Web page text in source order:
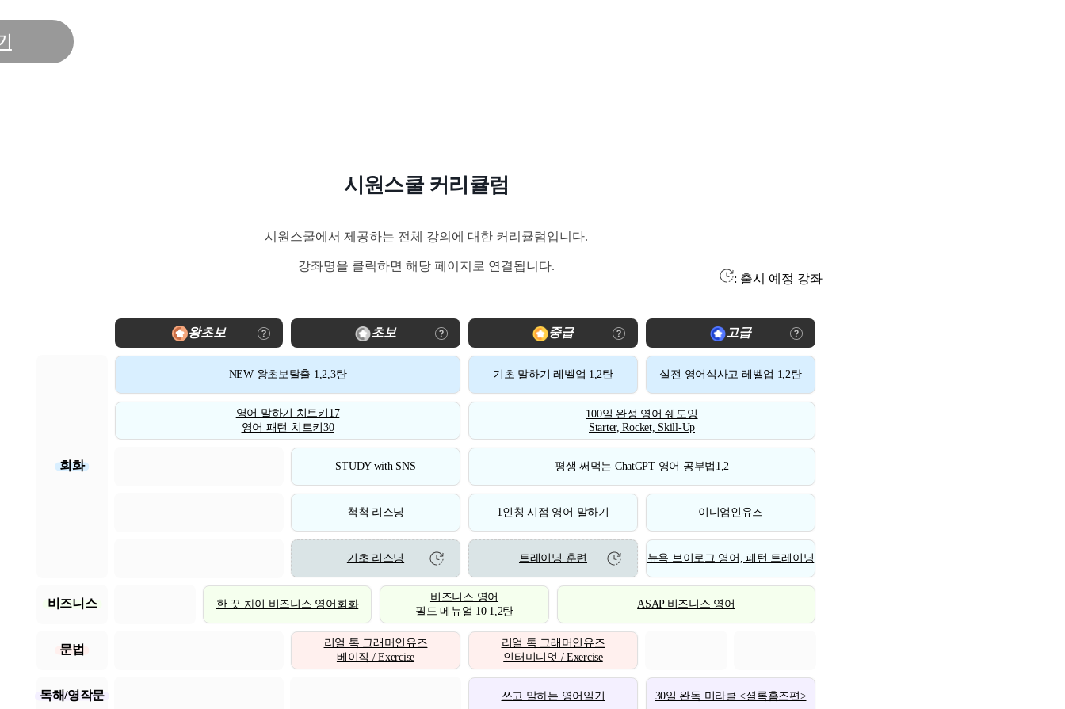
시원스쿨 커리큘럼
시원스쿨에서 제공하는 전체 강의에 대한 커리큘럼입니다.
강좌명을 클릭하면 해당 페이지로 연결됩니다.
: 출시 예정 강좌
왕초보 초보 중급 고급
회화
NEW 왕초보탈출 1,2,3탄 기초 말하기 레벨업 1,2탄 실전 영어식사고 레벨업 1,2탄
영어 말하기 치트키17
영어 패턴 치트키30
100일 완성 영어 쉐도잉
Starter, Rocket, Skill-Up
STUDY with SNS 평생 써먹는 ChatGPT 영어 공부법1,2
척척 리스닝 1인칭 시점 영어 말하기 이디엄인유즈
기초 리스닝 트레이닝 훈련 뉴욕 브이로그 영어, 패턴 트레이닝
비즈니스 한 끗 차이 비즈니스 영어회화
비즈니스 영어
필드 메뉴얼 10 1,2탄
ASAP 비즈니스 영어
문법
리얼 톡 그래머인유즈
베이직 / Exercise
리얼 톡 그래머인유즈
인터미디엇 / Exercise
독해/영작문 쓰고 말하는 영어일기 30일 완독 미라클 <셜록홈즈편>